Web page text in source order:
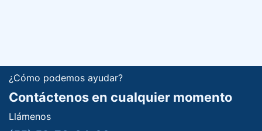
¿Cómo podemos ayudar?
Contáctenos en cualquier momento
Llámenos